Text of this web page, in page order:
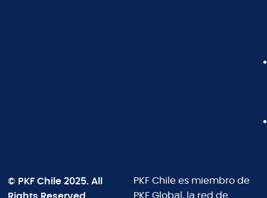
© PKF Chile 2025. All
PKF Chile es miembro de